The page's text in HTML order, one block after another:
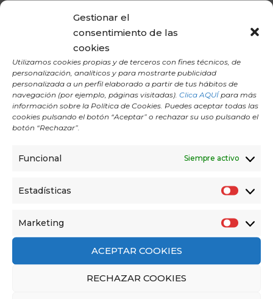
Gestionar el
consentimiento de las
cookies
Utilizamos cookies propias y de terceros con fines técnicos, de
personalización, analíticos y para mostrarte publicidad
personalizada a un perfil elaborado a partir de tus hábitos de
navegación (por ejemplo, páginas visitadas). Clica AQUÍpara más
información sobre la Política de Cookies. Puedes aceptar todas las
cookies pulsando el botón “Aceptar” o rechazar su uso pulsando el
botón “Rechazar”.
Funcional Siempre activo
Estadísticas
d
Marketing
r
ACEPTAR COOKIES
RECHAZAR COOKIES
Elevaciones alternas de piernas (8
repeticiones)
Tumbado boca arriba, eleva una pierna hasta
donde sea cómodo, manteniendo el
abdomen activo.
Estiramiento final (2 minutos)
Permítete una sensación de descanso
profundo.
El verdadero propósito: moverte
para sentirte vivo